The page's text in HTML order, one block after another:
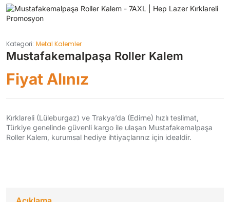
Kategori: Metal Kalemler
Mustafakemalpaşa Roller Kalem
Fiyat Alınız
Kırklareli (Lüleburgaz) ve Trakya’da (Edirne) hızlı teslimat,
Türkiye genelinde güvenli kargo ile ulaşan Mustafakemalpaşa
Roller Kalem, kurumsal hediye ihtiyaçlarınız için idealdir.